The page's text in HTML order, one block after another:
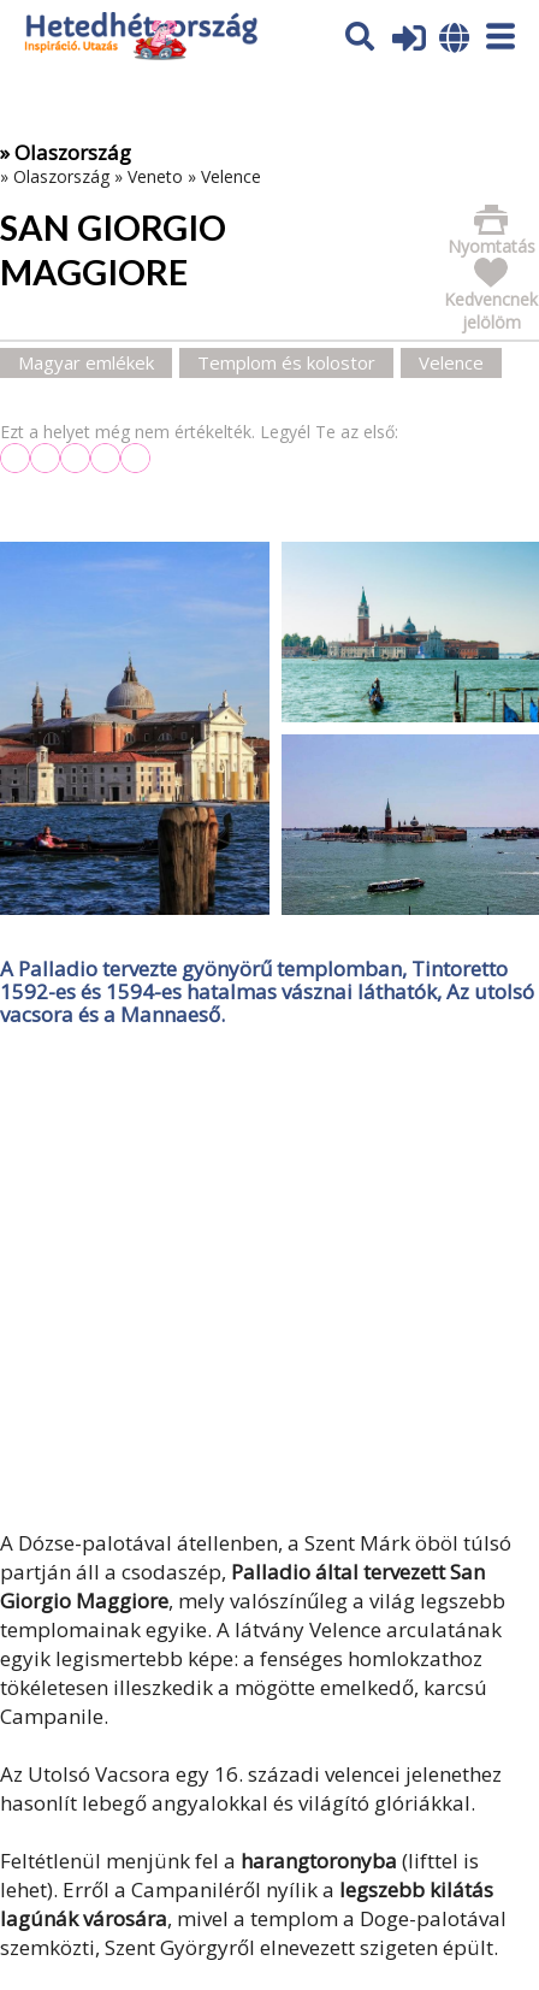
Az oldal sütiket (cookies) használ. További tájékoztatás itt:
Adatvédelmi tájékoztató
» Olaszország
» Olaszország » Veneto » Velence
SAN GIORGIO
MAGGIORE
Nyomtatás
Kedvencnek
jelölöm
Magyar emlékek Templom és kolostor Velence
Ezt a helyet még nem értékelték. Legyél Te az első:
A Palladio tervezte gyönyörű templomban, Tintoretto
1592-es és 1594-es hatalmas vásznai láthatók, Az utolsó
vacsora és a Mannaeső.
A Dózse-palotával átellenben, a Szent Márk öböl túlsó
partján áll a csodaszép, Palladio által tervezett San
Giorgio Maggiore, mely valószínűleg a világ legszebb
templomainak egyike. A látvány Velence arculatának
egyik legismertebb képe: a fenséges homlokzathoz
tökéletesen illeszkedik a mögötte emelkedő, karcsú
Campanile.
Az Utolsó Vacsora egy 16. századi velencei jelenethez
hasonlít lebegő angyalokkal és világító glóriákkal.
Feltétlenül menjünk fel a harangtoronyba (lifttel is
lehet). Erről a Campaniléről nyílik a legszebb kilátás
lagúnák városára, mivel a templom a Doge-palotával
szemközti, Szent Györgyről elnevezett szigeten épült.